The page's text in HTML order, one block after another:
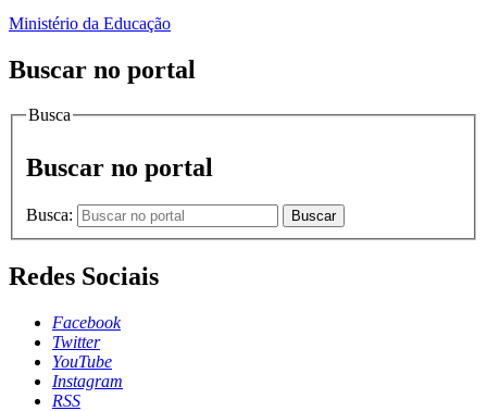
Ministério da Educação
Buscar no portal
Busca
Buscar no portal
Busca: Buscar
Redes Sociais
Facebook
Twitter
YouTube
Instagram
RSS